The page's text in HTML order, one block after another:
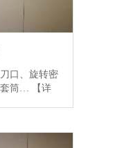
口、旋转密
筒…
【详